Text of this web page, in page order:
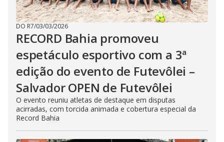
DO R7/03/03/2026
RECORD Bahia promoveu
espetáculo esportivo com a 3ª
edição do evento de Futevôlei –
Salvador OPEN de Futevôlei
O evento reuniu atletas de destaque em disputas
acirradas, com torcida animada e cobertura especial da
Record Bahia